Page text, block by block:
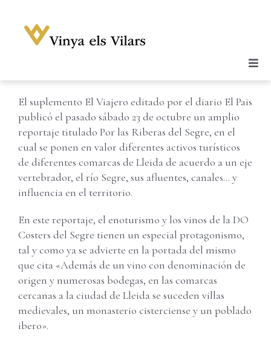
content
Bodega
Vinos
Enoturismo
Noticias
Galería
Contacto
Cuenta
Username:
Password:
Carrito
El suplemento El Viajero editado por el diario El Pais
publicó el pasado sábado 23 de octubre un amplio
reportaje titulado Por las Riberas del Segre, en el
cual se ponen en valor diferentes activos turísticos
de diferentes comarcas de Lleida de acuerdo a un eje
vertebrador, el río Segre, sus afluentes, canales… y
influencia en el territorio.
En este reportaje, el enoturismo y los vinos de la DO
Costers del Segre tienen un especial protagonismo,
tal y como ya se advierte en la portada del mismo
que cita «Además de un vino con denominación de
origen y numerosas bodegas, en las comarcas
cercanas a la ciudad de Lleida se suceden villas
medievales, un monasterio cisterciense y un poblado
ibero».